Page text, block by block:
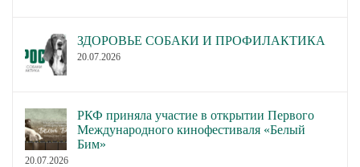
собак).
собак).
состязаний охотничьих
собак. Для состязаний
ЗДОРОВЬЕ СОБАКИ И ПРОФИЛАКТИКА
20.07.2026
РКФ приняла участие в открытии Первого
Международного кинофестиваля «Белый
Бим»
20.07.2026